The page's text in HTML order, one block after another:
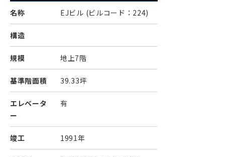
名称 EJビル (ビルコード：224)
構造
規模 地上7階
基準階面積 39.33坪
エレベータ
ー
有
竣工 1991年